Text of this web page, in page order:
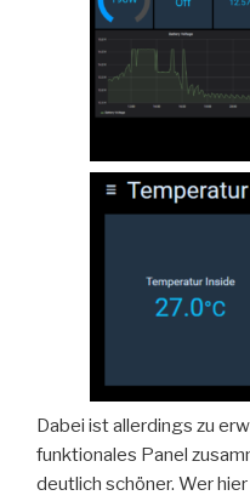
Dabei ist allerdings zu
funktionales Panel
deutlich schöner. Wer